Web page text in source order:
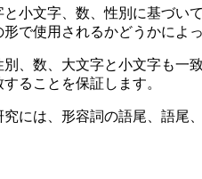
小文字、数、性別に基づい
で使用されるかどうかによ
、数、大文字と小文字も
ることを保証します。
には、形容詞の語尾、語